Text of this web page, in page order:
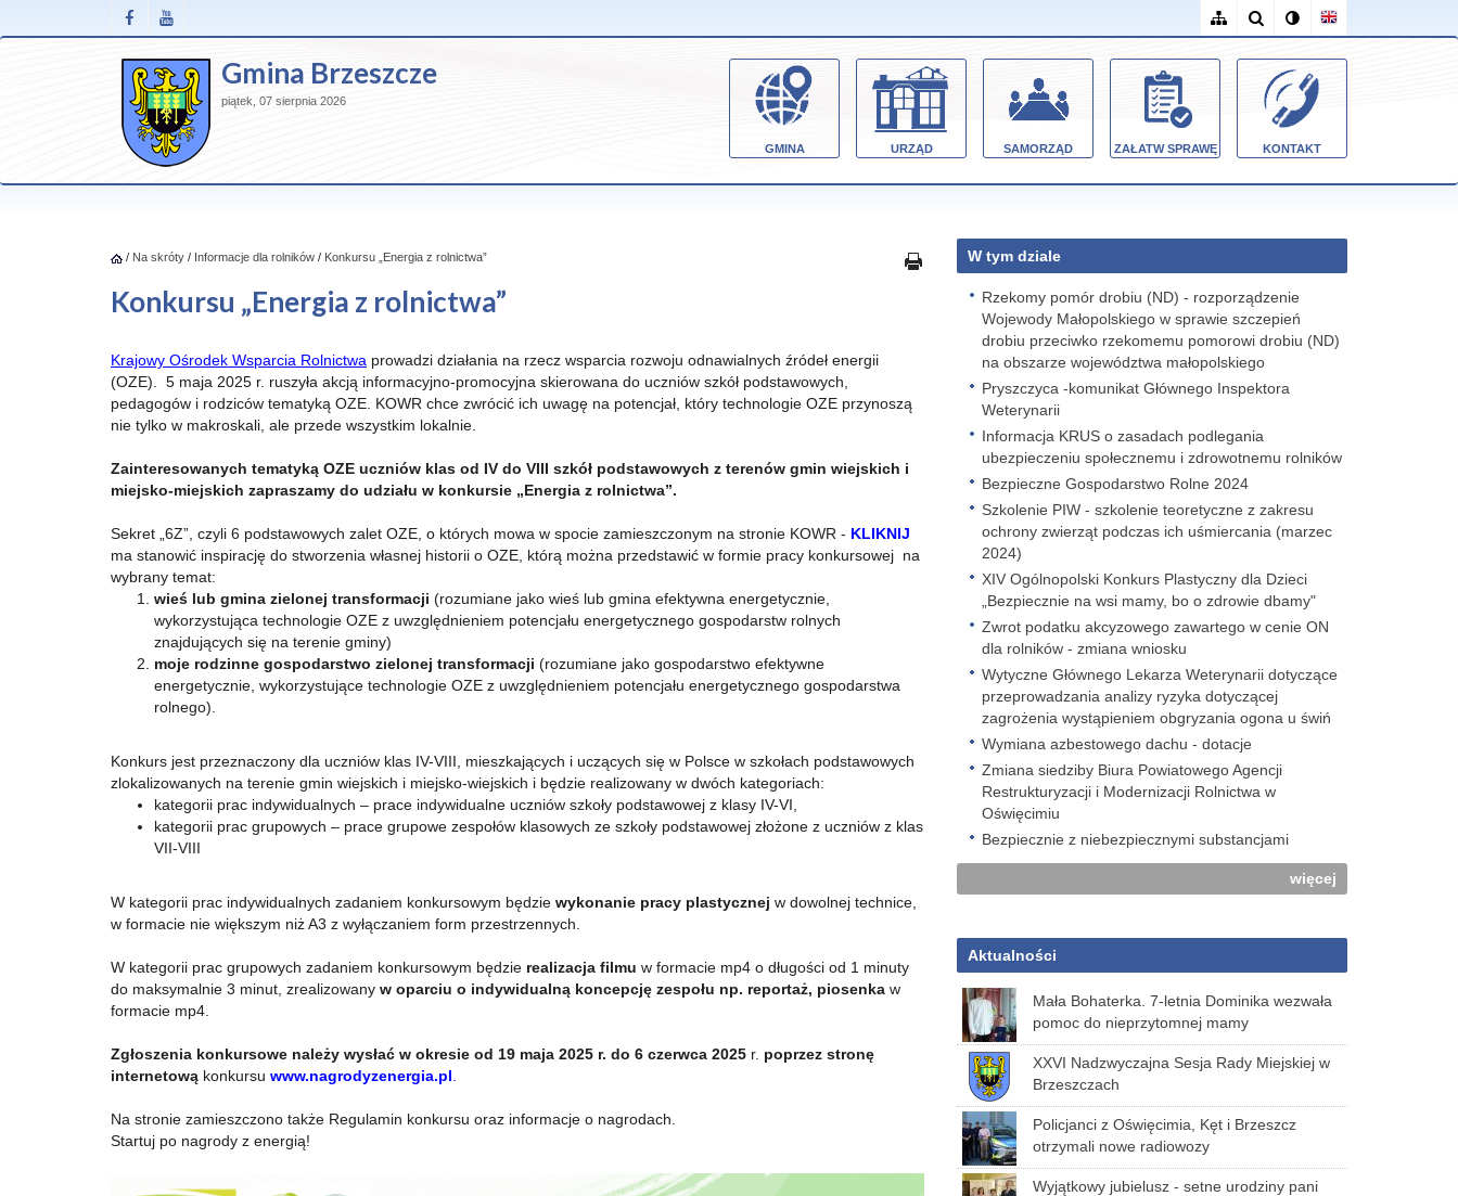
Gmina Brzeszcze
piątek, 07 sierpnia 2026
GMINA URZĄD SAMORZĄD ZAŁATW SPRAWĘ KONTAKT
/ Na skróty / Informacje dla rolników / Konkursu „Energia z rolnictwa”
Konkursu „Energia z rolnictwa”
Krajowy Ośrodek Wsparcia Rolnictwa prowadzi działania na rzecz wsparcia rozwoju odnawialnych źródeł energii
(OZE). 5 maja 2025 r. ruszyła akcją informacyjno-promocyjna skierowana do uczniów szkół podstawowych,
pedagogów i rodziców tematyką OZE. KOWR chce zwrócić ich uwagę na potencjał, który technologie OZE przynoszą
nie tylko w makroskali, ale przede wszystkim lokalnie.
Zainteresowanych tematyką OZE uczniów klas od IV do VIII szkół podstawowych z terenów gmin wiejskich i
miejsko-miejskich zapraszamy do udziału w konkursie „Energia z rolnictwa”.
Sekret „6Z”, czyli 6 podstawowych zalet OZE, o których mowa w spocie zamieszczonym na stronie KOWR - KLIKNIJ
ma stanowić inspirację do stworzenia własnej historii o OZE, którą można przedstawić w formie pracy konkursowej na
wybrany temat:
wieś lub gmina zielonej transformacji (rozumiane jako wieś lub gmina efektywna energetycznie,
wykorzystująca technologie OZE z uwzględnieniem potencjału energetycznego gospodarstw rolnych
znajdujących się na terenie gminy)
moje rodzinne gospodarstwo zielonej transformacji (rozumiane jako gospodarstwo efektywne
energetycznie, wykorzystujące technologie OZE z uwzględnieniem potencjału energetycznego gospodarstwa
rolnego).
Konkurs jest przeznaczony dla uczniów klas IV-VIII, mieszkających i uczących się w Polsce w szkołach podstawowych
zlokalizowanych na terenie gmin wiejskich i miejsko-wiejskich i będzie realizowany w dwóch kategoriach:
kategorii prac indywidualnych – prace indywidualne uczniów szkoły podstawowej z klasy IV-VI,
kategorii prac grupowych – prace grupowe zespołów klasowych ze szkoły podstawowej złożone z uczniów z klas
VII-VIII
W kategorii prac indywidualnych zadaniem konkursowym będzie wykonanie pracy plastycznej w dowolnej technice,
w formacie nie większym niż A3 z wyłączaniem form przestrzennych.
W kategorii prac grupowych zadaniem konkursowym będzie realizacja filmu w formacie mp4 o długości od 1 minuty
do maksymalnie 3 minut, zrealizowany w oparciu o indywidualną koncepcję zespołu np. reportaż, piosenka w
formacie mp4.
Zgłoszenia konkursowe należy wysłać w okresie od 19 maja 2025 r. do 6 czerwca 2025 r. poprzez stronę
internetową konkursu www.nagrodyzenergia.pl
Na stronie zamieszczono także Regulamin konkursu oraz informacje o nagrodach.
Startuj po nagrody z energią!
W tym dziale
Rzekomy pomór drobiu (ND) - rozporządzenie
Wojewody Małopolskiego w sprawie szczepień
drobiu przeciwko rzekomemu pomorowi drobiu (ND)
na obszarze województwa małopolskiego
Pryszczyca -komunikat Głównego Inspektora
Weterynarii
Informacja KRUS o zasadach podlegania
ubezpieczeniu społecznemu i zdrowotnemu rolników
Bezpieczne Gospodarstwo Rolne 2024
Szkolenie PIW - szkolenie teoretyczne z zakresu
ochrony zwierząt podczas ich uśmiercania (marzec
2024)
XIV Ogólnopolski Konkurs Plastyczny dla Dzieci
„Bezpiecznie na wsi mamy, bo o zdrowie dbamy"
Zwrot podatku akcyzowego zawartego w cenie ON
dla rolników - zmiana wniosku
Wytyczne Głównego Lekarza Weterynarii dotyczące
przeprowadzania analizy ryzyka dotyczącej
zagrożenia wystąpieniem obgryzania ogona u świń
Wymiana azbestowego dachu - dotacje
Zmiana siedziby Biura Powiatowego Agencji
Restrukturyzacji i Modernizacji Rolnictwa w
Oświęcimiu
Bezpiecznie z niebezpiecznymi substancjami
więcej
Aktualności
Mała Bohaterka. 7-letnia Dominika wezwała
pomoc do nieprzytomnej mamy
XXVI Nadzwyczajna Sesja Rady Miejskiej w
Brzeszczach
Policjanci z Oświęcimia, Kęt i Brzeszcz
otrzymali nowe radiowozy
Wyjątkowy jubielusz - setne urodziny pani